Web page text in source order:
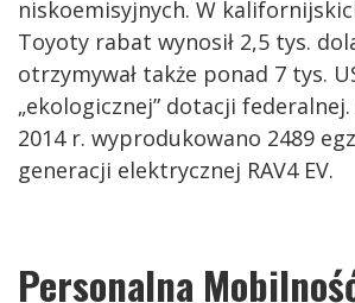
niskoemisyjnych. W
Toyoty rabat wynosił 2,5 tys.
otrzymywał także ponad 7 tys.
„ekologicznej” dotacji
2014 r. wyprodukowano 2489
generacji elektrycznej RAV4 EV.
Personalna